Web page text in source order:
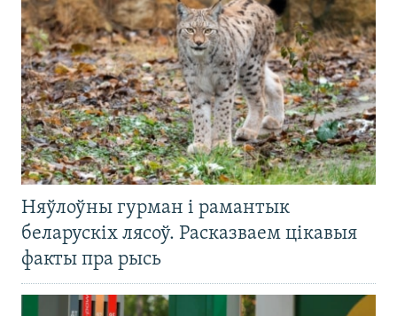
Няўлоўны гурман і рамантык
беларускіх лясоў. Расказваем цікавыя
факты пра рысь